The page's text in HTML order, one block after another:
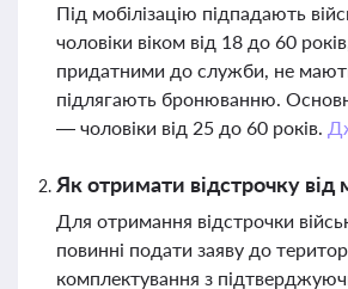
Під мобілізацію підпадають
чоловіки віком від 18 до 60
придатними до служби, не
підлягають бронюванню.
— чоловіки від 25 до 60 років.
Як отримати відстрочку від
Для отримання відстрочки
повинні подати заяву до
комплектування з